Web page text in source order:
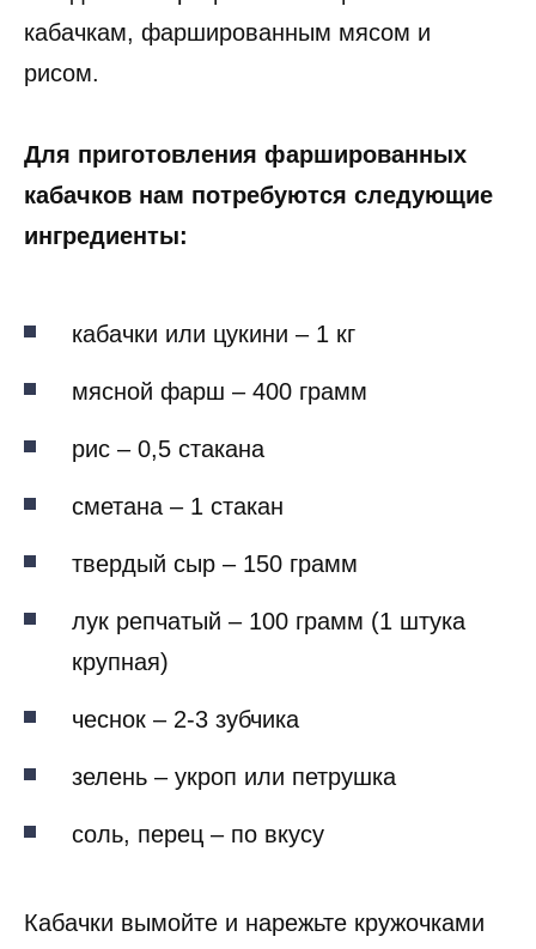
кабачкам, фаршированным мясом и
рисом.
Для приготовления фаршированных
кабачков нам потребуются следующие
ингредиенты:
кабачки или цукини – 1 кг
мясной фарш – 400 грамм
рис – 0,5 стакана
сметана – 1 стакан
твердый сыр – 150 грамм
лук репчатый – 100 грамм (1 штука
крупная)
чеснок – 2-3 зубчика
зелень – укроп или петрушка
соль, перец – по вкусу
Кабачки вымойте и нарежьте кружочками